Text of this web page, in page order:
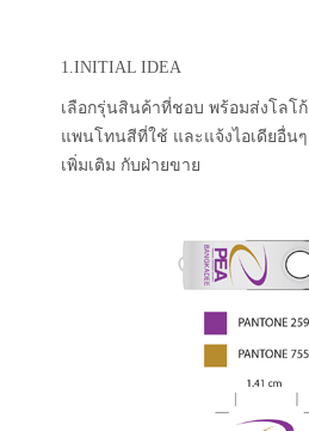
1.INITIAL IDEA
เลือกรุ่นสินค้าที่ชอบ พร้อมส่งโลโก้
แพนโทนสีที่ใช้ และแจ้งไอเดียอื่นๆ
เพิ่มเติม กับฝ่ายขาย